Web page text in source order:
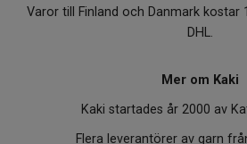
Varor till Finland och Danmark kostar
DHL.
Mer om Kaki
Kaki startades år 2000 av
Flera leverantörer av garn